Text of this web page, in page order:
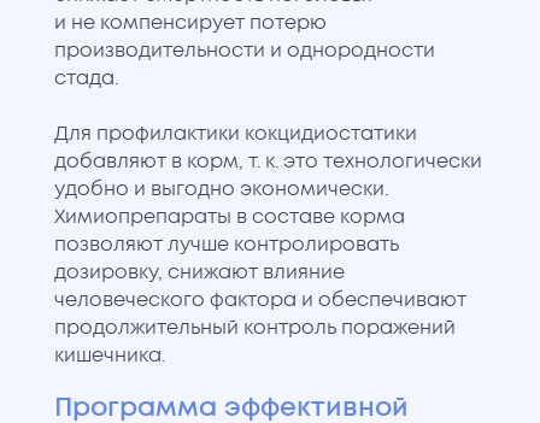
и не компенсирует потерю
производительности и однородности
стада.
Для профилактики кокцидиостатики
добавляют в корм, т. к. это технологически
удобно и выгодно экономически.
Химиопрепараты в составе корма
позволяют лучше контролировать
дозировку, снижают влияние
человеческого фактора и обеспечивают
продолжительный контроль поражений
кишечника.
Программа эффективной